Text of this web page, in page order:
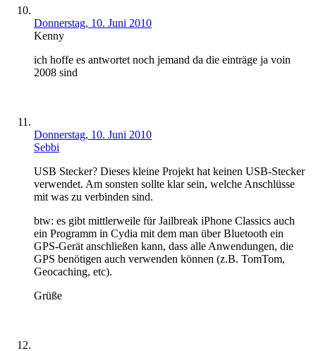
Donnerstag, 10. Juni 2010
Kenny
ich hoffe es antwortet noch jemand da die einträge ja voin
2008 sind
Donnerstag, 10. Juni 2010
Sebbi
USB Stecker? Dieses kleine Projekt hat keinen USB-Stecker
verwendet. Am sonsten sollte klar sein, welche Anschlüsse
mit was zu verbinden sind.
btw: es gibt mittlerweile für Jailbreak iPhone Classics auch
ein Programm in Cydia mit dem man über Bluetooth ein
GPS-Gerät anschließen kann, dass alle Anwendungen, die
GPS benötigen auch verwenden können (z.B. TomTom,
Geocaching, etc).
Grüße